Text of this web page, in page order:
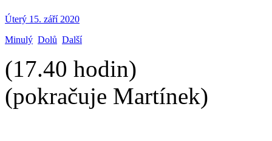
Úterý 15. září 2020
Minulý Dolů Další
(17.40 hodin)
(pokračuje Martínek)